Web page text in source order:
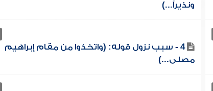
ونذيراً...)
4 - سبب نزول قوله: (واتخذوا من مقام إبراهيم
مصلى...)